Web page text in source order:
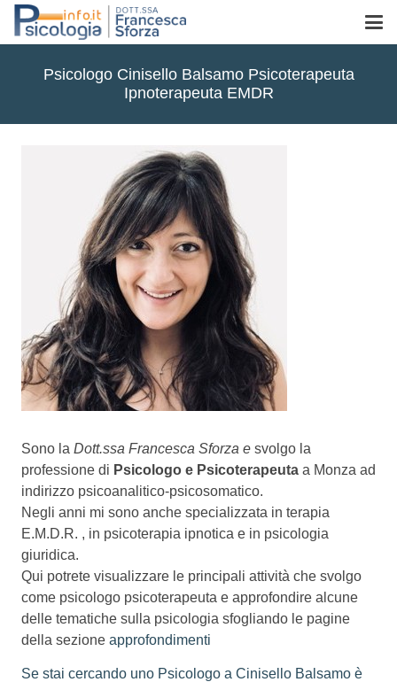
Psicologo Cinisello Balsamo Psicoterapeuta
Ipnoterapeuta EMDR
Sono la Dott.ssa Francesca Sforza e svolgo la
professione di Psicologo e Psicoterapeuta a Monza ad
indirizzo psicoanalitico-psicosomatico.
Negli anni mi sono anche specializzata in terapia
E.M.D.R. , in psicoterapia ipnotica e in psicologia
giuridica.
Qui potrete visualizzare le principali attività che svolgo
come psicologo psicoterapeuta e approfondire alcune
delle tematiche sulla psicologia sfogliando le pagine
della sezione approfondimenti
Se stai cercando uno Psicologo a Cinisello Balsamo è